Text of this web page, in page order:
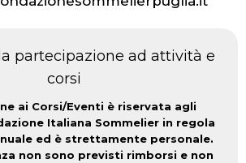
partecipazione ad attività e
corsi
ai Corsi/Eventi è riservata agli
Italiana Sommelier in regola
ed è strettamente personale.
non sono previsti rimborsi e non